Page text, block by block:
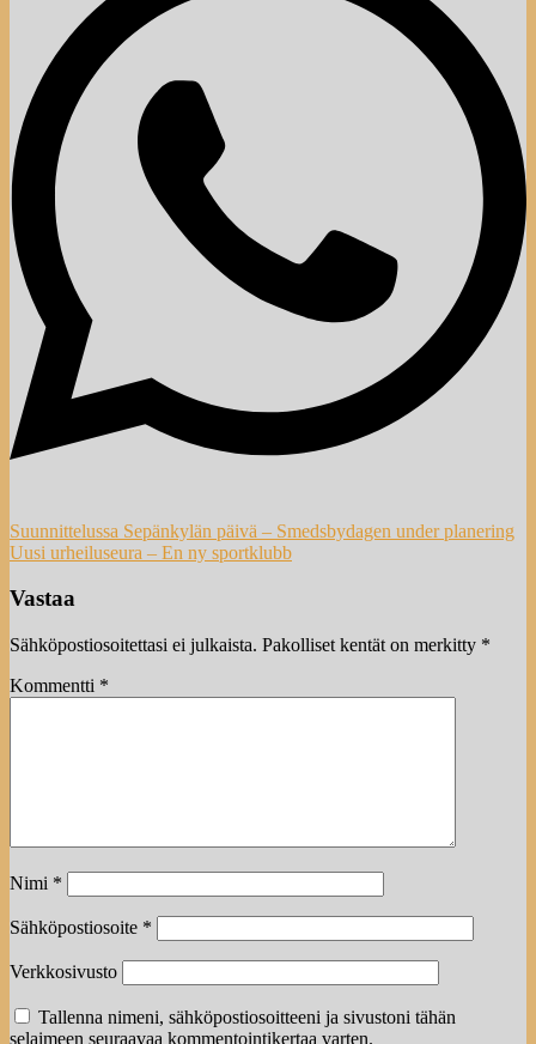
Artikkelien
selaus
Suunnittelussa Sepänkylän päivä – Smedsbydagen under planering
Uusi urheiluseura – En ny sportklubb
Vastaa
Sähköpostiosoitettasi ei julkaista. Pakolliset kentät on merkitty *
Kommentti *
Nimi *
Sähköpostiosoite *
Verkkosivusto
Tallenna nimeni, sähköpostiosoitteeni ja sivustoni tähän
selaimeen seuraavaa kommentointikertaa varten.